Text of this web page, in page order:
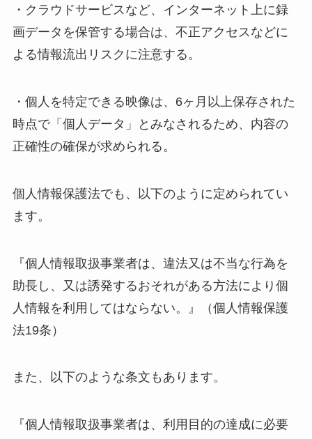
・クラウドサービスなど、インターネット上に録
画データを保管する場合は、不正アクセスなどに
よる情報流出リスクに注意する。
・個人を特定できる映像は、6ヶ月以上保存された
時点で「個人データ」とみなされるため、内容の
正確性の確保が求められる。
個人情報保護法でも、以下のように定められてい
ます。
『個人情報取扱事業者は、違法又は不当な行為を
助長し、又は誘発するおそれがある方法により個
人情報を利用してはならない。』（個人情報保護
法19条）
また、以下のような条文もあります。
『個人情報取扱事業者は、利用目的の達成に必要